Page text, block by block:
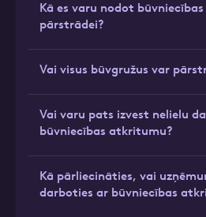
Kā es varu nodot
pārstrādei?
Vai visus būvgružus var
Vai varu pats izvest nelielu
būvniecības atkritumu?
Kā pārliecināties, vai
darboties ar būvniecības